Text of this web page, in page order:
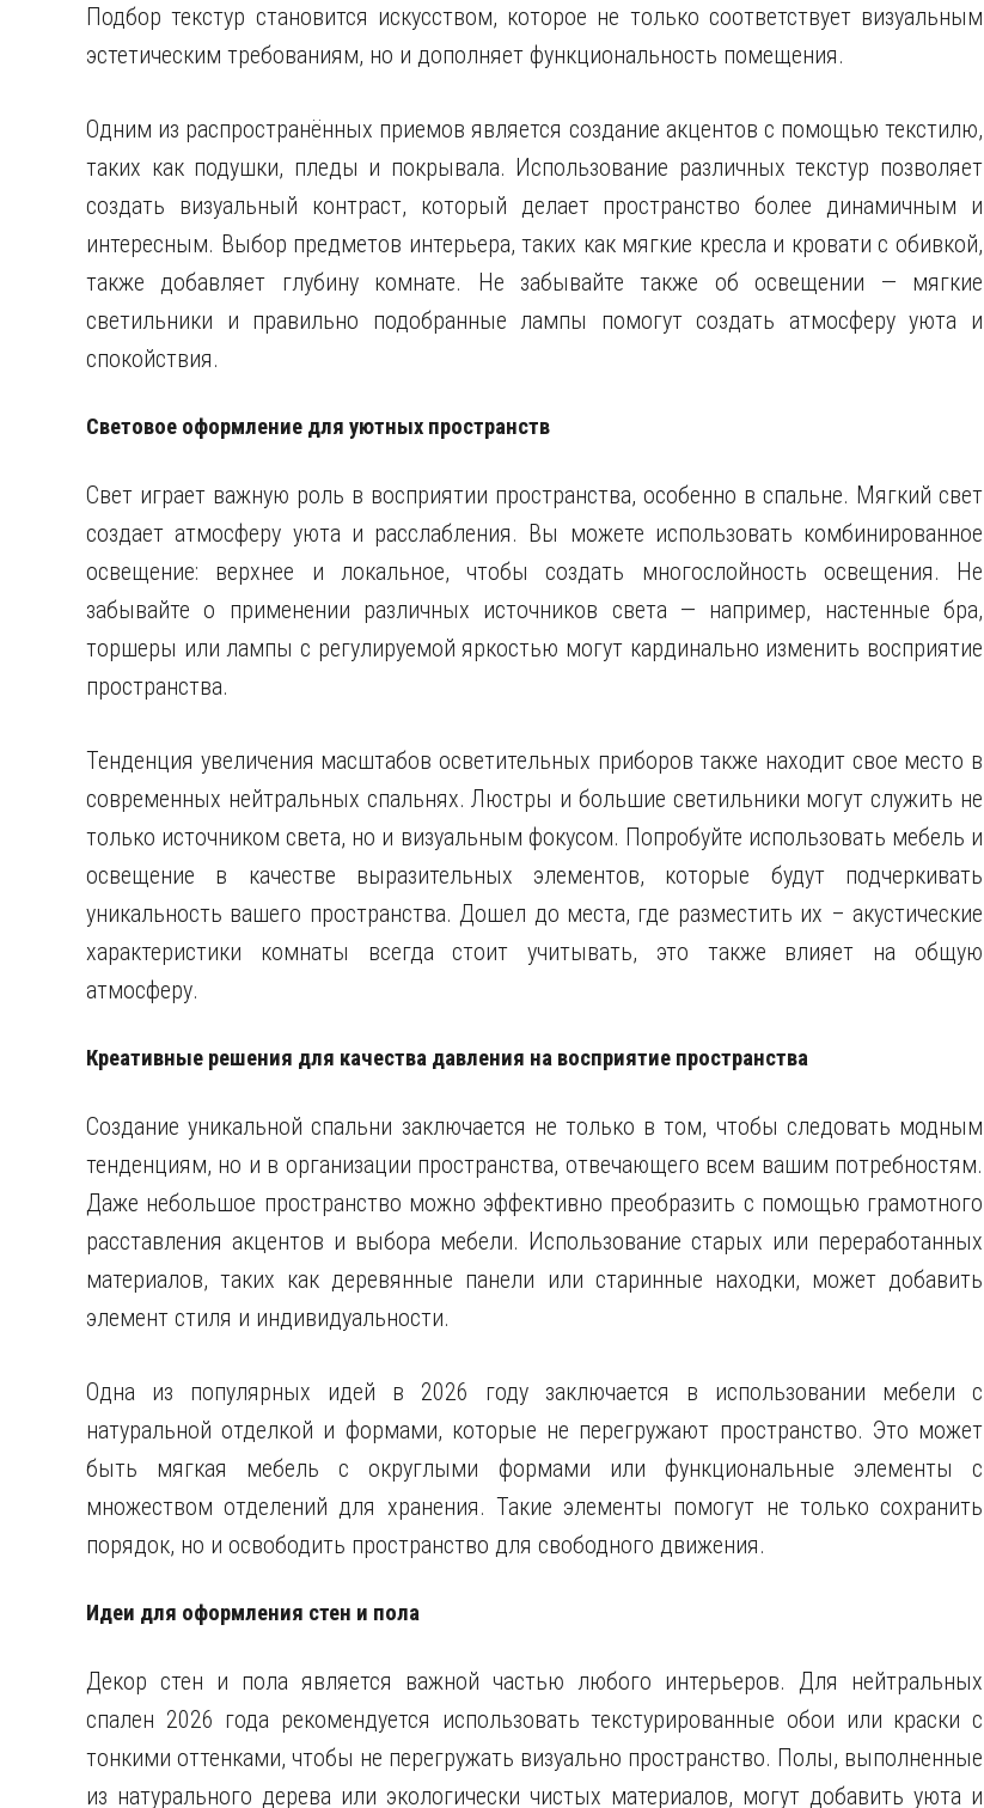
Подбор текстур становится искусством, которое не только соответствует визуальным
эстетическим требованиям, но и дополняет функциональность помещения.
Одним из распространённых приемов является создание акцентов с помощью текстилю,
таких как подушки, пледы и покрывала. Использование различных текстур позволяет
создать визуальный контраст, который делает пространство более динамичным и
интересным. Выбор предметов интерьера, таких как мягкие кресла и кровати с обивкой,
также добавляет глубину комнате. Не забывайте также об освещении — мягкие
светильники и правильно подобранные лампы помогут создать атмосферу уюта и
спокойствия.
Световое оформление для уютных пространств
Свет играет важную роль в восприятии пространства, особенно в спальне. Мягкий свет
создает атмосферу уюта и расслабления. Вы можете использовать комбинированное
освещение: верхнее и локальное, чтобы создать многослойность освещения. Не
забывайте о применении различных источников света — например, настенные бра,
торшеры или лампы с регулируемой яркостью могут кардинально изменить восприятие
пространства.
Тенденция увеличения масштабов осветительных приборов также находит свое место в
современных нейтральных спальнях. Люстры и большие светильники могут служить не
только источником света, но и визуальным фокусом. Попробуйте использовать мебель и
освещение в качестве выразительных элементов, которые будут подчеркивать
уникальность вашего пространства. Дошел до места, где разместить их – акустические
характеристики комнаты всегда стоит учитывать, это также влияет на общую
атмосферу.
Креативные решения для качества давления на восприятие пространства
Создание уникальной спальни заключается не только в том, чтобы следовать модным
тенденциям, но и в организации пространства, отвечающего всем вашим потребностям.
Даже небольшое пространство можно эффективно преобразить с помощью грамотного
расставления акцентов и выбора мебели. Использование старых или переработанных
материалов, таких как деревянные панели или старинные находки, может добавить
элемент стиля и индивидуальности.
Одна из популярных идей в 2026 году заключается в использовании мебели с
натуральной отделкой и формами, которые не перегружают пространство. Это может
быть мягкая мебель с округлыми формами или функциональные элементы с
множеством отделений для хранения. Такие элементы помогут не только сохранить
порядок, но и освободить пространство для свободного движения.
Идеи для оформления стен и пола
Декор стен и пола является важной частью любого интерьеров. Для нейтральных
спален 2026 года рекомендуется использовать текстурированные обои или краски с
тонкими оттенками, чтобы не перегружать визуально пространство. Полы, выполненные
из натурального дерева или экологически чистых материалов, могут добавить уюта и